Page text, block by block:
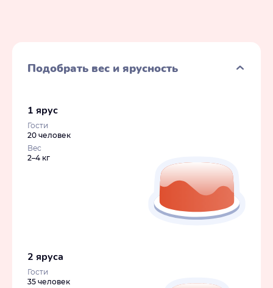
Подобрать вес и ярусность
1 ярус
Гости
20 человек
Вес
2–4 кг
2 яруса
Гости
35 человек